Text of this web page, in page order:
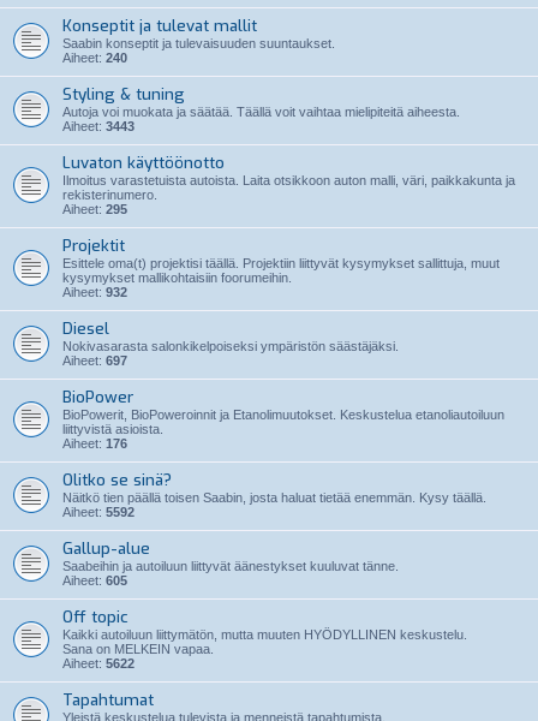
Konseptit ja tulevat mallit
Saabin konseptit ja tulevaisuuden suuntaukset.
Aiheet: 240
Styling & tuning
Autoja voi muokata ja säätää. Täällä voit vaihtaa mielipiteitä aiheesta.
Aiheet: 3443
Luvaton käyttöönotto
Ilmoitus varastetuista autoista. Laita otsikkoon auton malli, väri, paikkakunta ja
rekisterinumero.
Aiheet: 295
Projektit
Esittele oma(t) projektisi täällä. Projektiin liittyvät kysymykset sallittuja, muut
kysymykset mallikohtaisiin foorumeihin.
Aiheet: 932
Diesel
Nokivasarasta salonkikelpoiseksi ympäristön säästäjäksi.
Aiheet: 697
BioPower
BioPowerit, BioPoweroinnit ja Etanolimuutokset. Keskustelua etanoliautoiluun
liittyvistä asioista.
Aiheet: 176
Olitko se sinä?
Näitkö tien päällä toisen Saabin, josta haluat tietää enemmän. Kysy täällä.
Aiheet: 5592
Gallup-alue
Saabeihin ja autoiluun liittyvät äänestykset kuuluvat tänne.
Aiheet: 605
Off topic
Kaikki autoiluun liittymätön, mutta muuten HYÖDYLLINEN keskustelu.
Sana on MELKEIN vapaa.
Aiheet: 5622
Tapahtumat
Yleistä keskustelua tulevista ja menneistä tapahtumista.